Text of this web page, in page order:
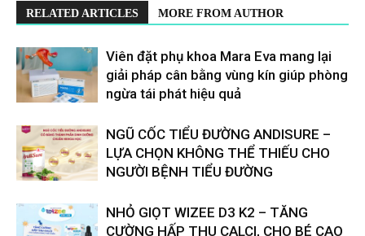
RELATED ARTICLES MORE FROM AUTHOR
Viên đặt phụ khoa Mara Eva mang lại
giải pháp cân bằng vùng kín giúp phòng
ngừa tái phát hiệu quả
​​NGŨ CỐC TIỂU ĐƯỜNG ANDISURE –
LỰA CHỌN KHÔNG THỂ THIẾU CHO
NGƯỜI BỆNH TIỂU ĐƯỜNG
NHỎ GIỌT WIZEE D3 K2 – TĂNG
CƯỜNG HẤP THU CALCI, CHO BÉ CAO